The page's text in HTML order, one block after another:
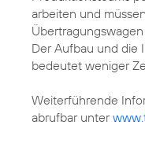
arbeiten und
Der Aufbau und die
bedeutet weniger
Weiterführende
abrufbar unter